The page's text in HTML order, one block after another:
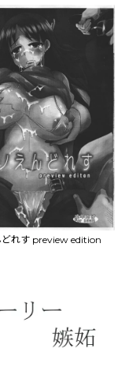
どれす preview edition